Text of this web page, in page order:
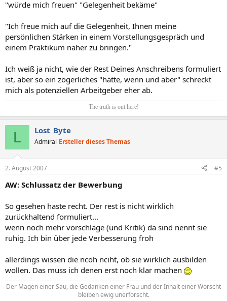
"würde mich freuen" "Gelegenheit bekäme"
"Ich freue mich auf die Gelegenheit, Ihnen meine
persönlichen Stärken in einem Vorstellungsgespräch und
einem Praktikum näher zu bringen."
Ich weiß ja nicht, wie der Rest Deines Anschreibens formuliert
ist, aber so ein zögerliches "hätte, wenn und aber" schreckt
mich als potenziellen Arbeitgeber eher ab.
The truth is out here!​
L Lost_Byte
Admiral Ersteller dieses Themas
2. August 2007 #5
AW: Schlussatz der Bewerbung
So gesehen haste recht. Der rest is nicht wirklich
zurückhaltend formuliert...
wenn noch mehr vorschläge (und Kritik) da sind nennt sie
ruhig. Ich bin über jede Verbesserung froh
allerdings wissen die ncoh nciht, ob sie wirklich ausbilden
wollen. Das muss ich denen erst noch klar machen
Der Magen einer Sau, die Gedanken einer Frau und der Inhalt einer Worscht
bleiben ewig unerforscht.